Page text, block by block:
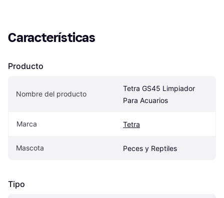
Características
Producto
Nombre del producto
Tetra GS45 Limpiador
Para Acuarios
Marca Tetra
Mascota Peces y Reptiles
Tipo